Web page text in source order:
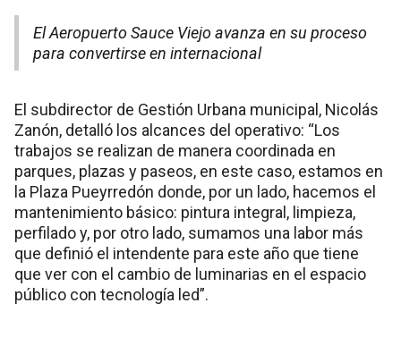
El Aeropuerto Sauce Viejo avanza en su proceso
para convertirse en internacional
El subdirector de Gestión Urbana municipal, Nicolás
Zanón, detalló los alcances del operativo: “Los
trabajos se realizan de manera coordinada en
parques, plazas y paseos, en este caso, estamos en
la Plaza Pueyrredón donde, por un lado, hacemos el
mantenimiento básico: pintura integral, limpieza,
perfilado y, por otro lado, sumamos una labor más
que definió el intendente para este año que tiene
que ver con el cambio de luminarias en el espacio
público con tecnología led”.